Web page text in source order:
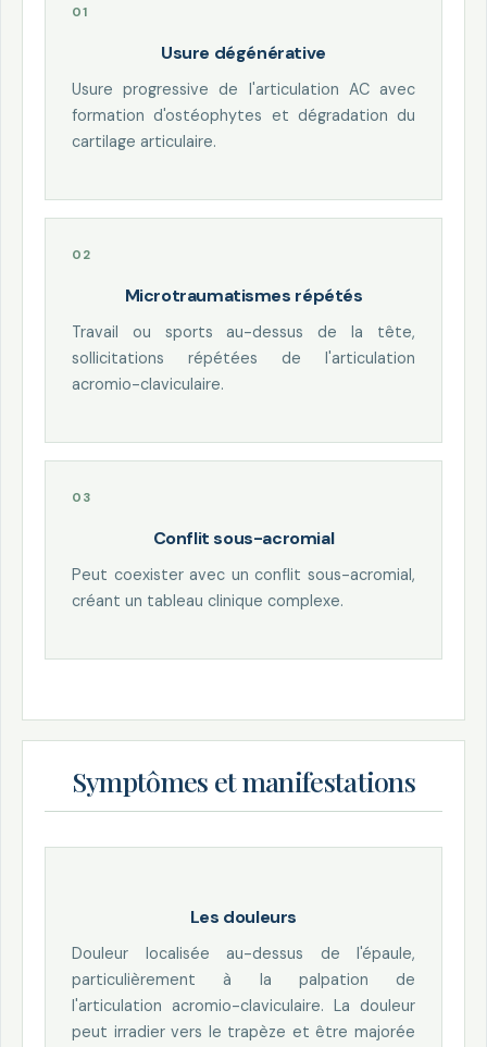
Usure dégénérative
Usure progressive de l'articulation AC avec
formation d'ostéophytes et dégradation du
cartilage articulaire.
Microtraumatismes répétés
Travail ou sports au-dessus de la tête,
sollicitations répétées de l'articulation
acromio-claviculaire.
Conflit sous-acromial
Peut coexister avec un conflit sous-acromial,
créant un tableau clinique complexe.
Symptômes et manifestations
Les douleurs
Douleur localisée au-dessus de l'épaule,
particulièrement à la palpation de
l'articulation acromio-claviculaire. La douleur
peut irradier vers le trapèze et être majorée